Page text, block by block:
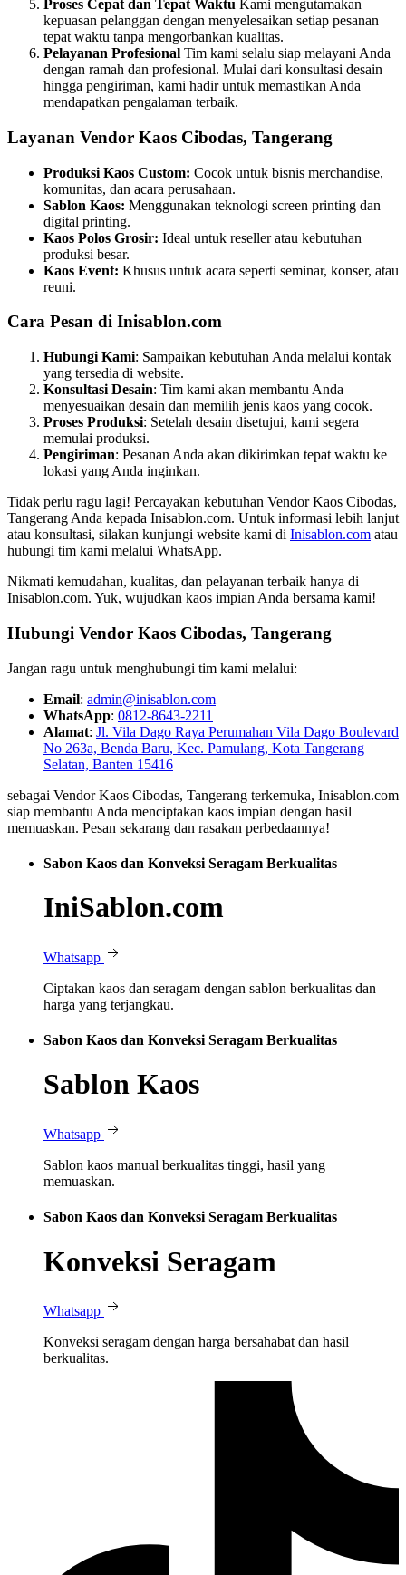
Proses Cepat dan Tepat Waktu Kami mengutamakan
kepuasan pelanggan dengan menyelesaikan setiap pesanan
tepat waktu tanpa mengorbankan kualitas.
Pelayanan Profesional Tim kami selalu siap melayani Anda
dengan ramah dan profesional. Mulai dari konsultasi desain
hingga pengiriman, kami hadir untuk memastikan Anda
mendapatkan pengalaman terbaik.
Layanan Vendor Kaos Cibodas, Tangerang
Produksi Kaos Custom: Cocok untuk bisnis merchandise,
komunitas, dan acara perusahaan.
Sablon Kaos: Menggunakan teknologi screen printing dan
digital printing.
Kaos Polos Grosir: Ideal untuk reseller atau kebutuhan
produksi besar.
Kaos Event: Khusus untuk acara seperti seminar, konser, atau
reuni.
Cara Pesan di Inisablon.com
Hubungi Kami: Sampaikan kebutuhan Anda melalui kontak
yang tersedia di website.
Konsultasi Desain: Tim kami akan membantu Anda
menyesuaikan desain dan memilih jenis kaos yang cocok.
Proses Produksi: Setelah desain disetujui, kami segera
memulai produksi.
Pengiriman: Pesanan Anda akan dikirimkan tepat waktu ke
lokasi yang Anda inginkan.
Tidak perlu ragu lagi! Percayakan kebutuhan Vendor Kaos Cibodas,
Tangerang Anda kepada Inisablon.com. Untuk informasi lebih lanjut
atau konsultasi, silakan kunjungi website kami di Inisablon.com atau
hubungi tim kami melalui WhatsApp.
Nikmati kemudahan, kualitas, dan pelayanan terbaik hanya di
Inisablon.com. Yuk, wujudkan kaos impian Anda bersama kami!
Hubungi Vendor Kaos Cibodas, Tangerang
Jangan ragu untuk menghubungi tim kami melalui:
Email: admin@inisablon.com
WhatsApp: 0812-8643-2211
Alamat: Jl. Vila Dago Raya Perumahan Vila Dago Boulevard
No 263a, Benda Baru, Kec. Pamulang, Kota Tangerang
Selatan, Banten 15416
sebagai Vendor Kaos Cibodas, Tangerang terkemuka, Inisablon.com
siap membantu Anda menciptakan kaos impian dengan hasil
memuaskan. Pesan sekarang dan rasakan perbedaannya!
Sabon Kaos dan Konveksi Seragam Berkualitas
IniSablon.com
Whatsapp
Ciptakan kaos dan seragam dengan sablon berkualitas dan
harga yang terjangkau.
Sabon Kaos dan Konveksi Seragam Berkualitas
Sablon Kaos
Whatsapp
Sablon kaos manual berkualitas tinggi, hasil yang
memuaskan.
Sabon Kaos dan Konveksi Seragam Berkualitas
Konveksi Seragam
Whatsapp
Konveksi seragam dengan harga bersahabat dan hasil
berkualitas.